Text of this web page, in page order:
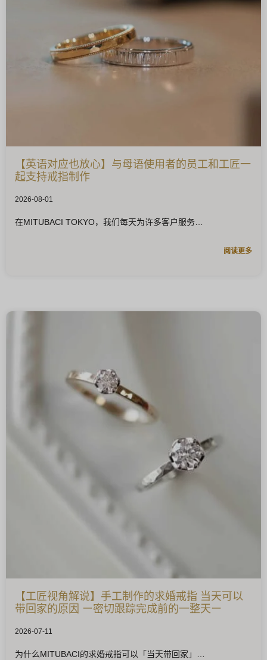
【英语对应也放心】与母语使用者的员工和工匠一
起支持戒指制作
2026-08-01
在MITUBACI TOKYO，我们每天为许多客户服务
阅读更多
【工匠视角解说】手工制作的求婚戒指 当天可以
带回家的原因 ー密切跟踪完成前的一整天ー
2026-07-11
为什么MITUBACI的求婚戒指可以「当天带回家」